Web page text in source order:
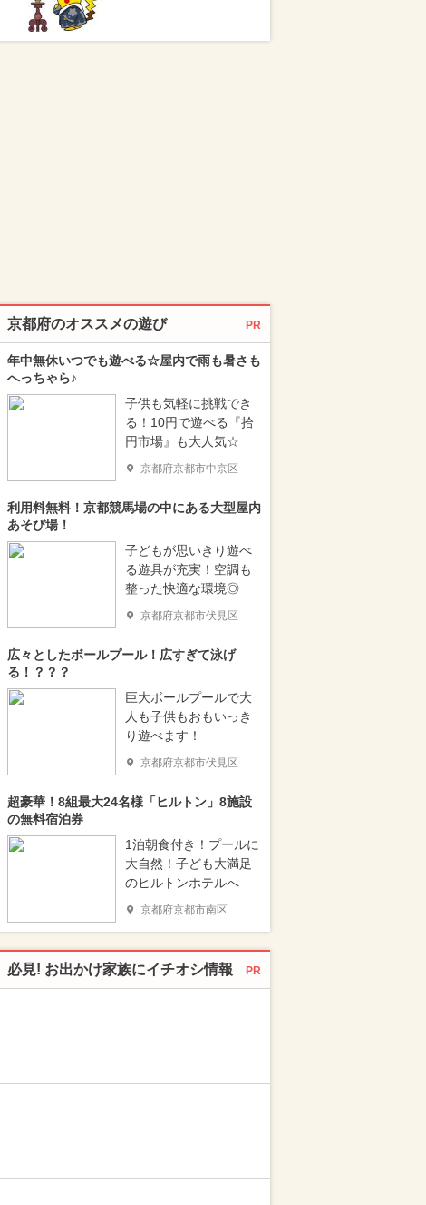
京都府のオススメの遊び PR
年中無休いつでも遊べる☆屋内で雨も暑さも
へっちゃら♪
子供も気軽に挑戦でき
る！10円で遊べる『拾
円市場』も大人気☆
京都府京都市中京区
利用料無料！京都競馬場の中にある大型屋内
あそび場！
子どもが思いきり遊べ
る遊具が充実！空調も
整った快適な環境◎
京都府京都市伏見区
広々としたボールプール！広すぎて泳げ
る！？？？
巨大ボールプールで大
人も子供もおもいっき
り遊べます！
京都府京都市伏見区
超豪華！8組最大24名様「ヒルトン」8施設
の無料宿泊券
1泊朝食付き！プールに
大自然！子ども大満足
のヒルトンホテルへ
京都府京都市南区
必見! お出かけ家族にイチオシ情報 PR